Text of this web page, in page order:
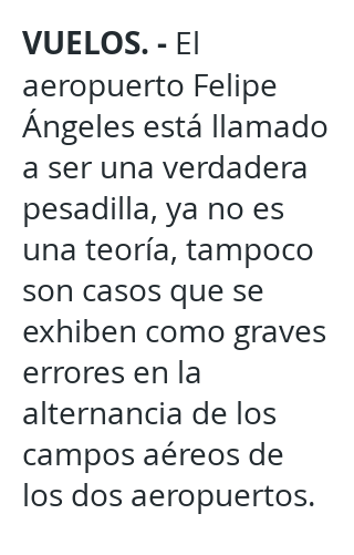
VUELOS. - El
aeropuerto Felipe
Ángeles está llamado
a ser una verdadera
pesadilla, ya no es
una teoría, tampoco
son casos que se
exhiben como graves
errores en la
alternancia de los
campos aéreos de
los dos aeropuertos.